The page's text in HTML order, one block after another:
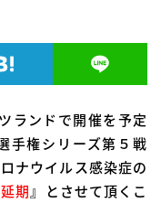
ランドで開催を予定
手権シリーズ第５戦
ナウイルス感染症の
延期』とさせて頂くこ